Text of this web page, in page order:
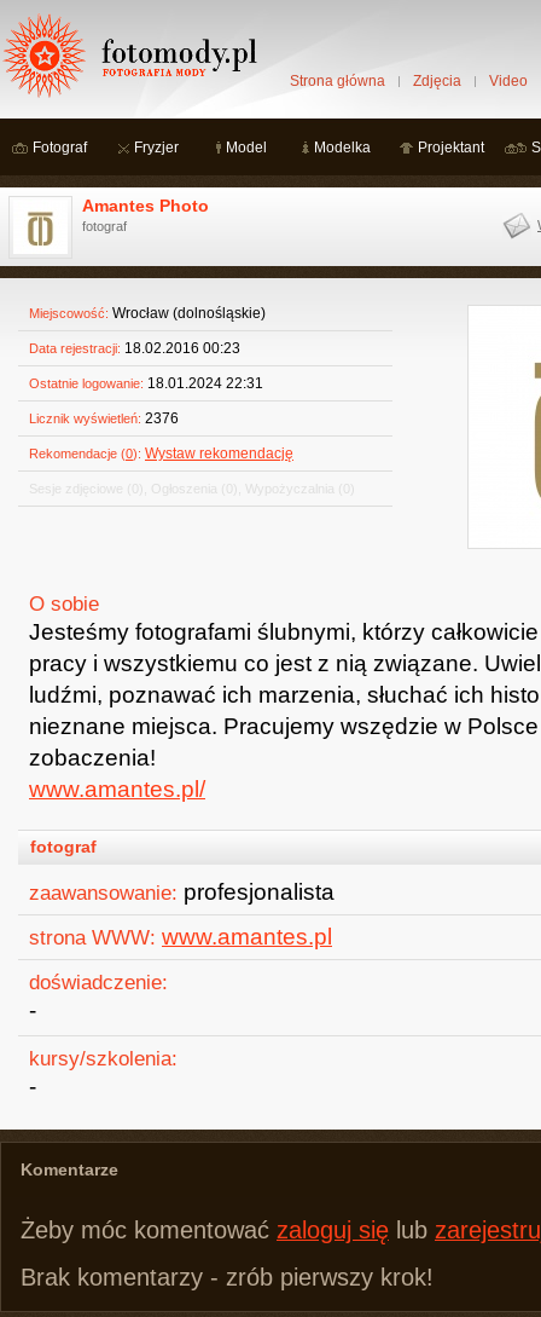
Strona główna Zdjęcia Video
Fotograf Fryzjer Model Modelka Projektant
Amantes Photo
fotograf
Miejscowość: Wrocław (dolnośląskie)
Data rejestracji: 18.02.2016 00:23
Ostatnie logowanie: 18.01.2024 22:31
Licznik wyświetleń: 2376
Rekomendacje (0): Wystaw rekomendację
Sesje zdjęciowe (0) Ogłoszenia (0) Wypożyczalnia (0)
O sobie
Jesteśmy fotografami ślubnymi, którzy
pracy i wszystkiemu co jest z nią związane.
ludźmi, poznawać ich marzenia, słuchać ich
nieznane miejsca. Pracujemy wszędzie w
zobaczenia!
www.amantes.pl/
fotograf
zaawansowanie: profesjonalista
strona WWW: www.amantes.pl
doświadczenie:
-
kursy/szkolenia:
-
Komentarze
Żeby móc komentować zaloguj się lub
Brak komentarzy - zrób pierwszy krok!